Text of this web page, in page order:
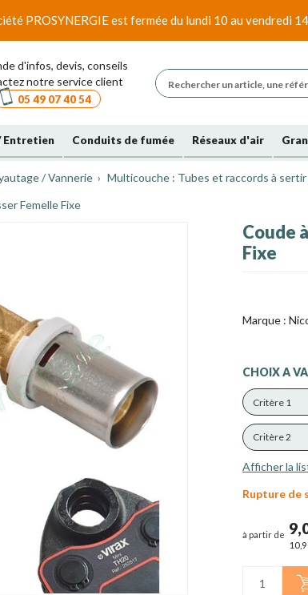
PROSYNERGIE est fermée du lundi 10 au vendredi
d'infos, devis, conseils
notre service client
05 49 07 40 54
Entretien Conduits de fumée Réseaux d'air
/ Vannerie
Multicouche : Tubes et raccords à
Femelle Fixe
Coude
Fixe
Marque :
CHOIX A
Critère 1
Critère 2
Afficher la
Rupture de
à partir de